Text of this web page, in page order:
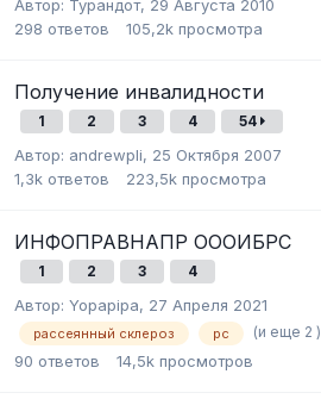
Автор: Турандот, 29 Августа 2010
298 ответов 105,2k просмотра
Получение инвалидности
1 2 3 4 54
Автор: andrewpli, 25 Октября 2007
1,3k ответов 223,5k просмотра
ИНФОПРАВНАПР ОООИБРС
1 2 3 4
Автор: Yopapipa, 27 Апреля 2021
рассеянный склероз рс (и еще 2 )
90 ответов 14,5k просмотров